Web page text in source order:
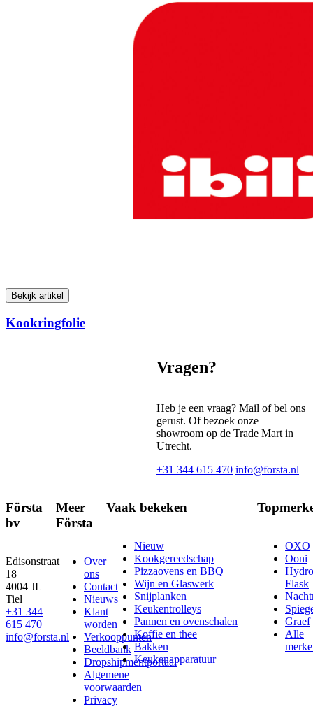
Bekijk artikel
Kookringfolie
Vragen?
Heb je een vraag? Mail of bel ons
gerust. Of bezoek onze
showroom op de Trade Mart in
Utrecht.
+31 344 615 470 info@forsta.nl
Första
bv
Edisonstraat
18
4004 JL
Tiel
+31 344
615 470
info@forsta.nl
Meer
Första
Over
ons
Contact
Nieuws
Klant
worden
Verkooppunten
Beeldbank
Dropshipmentportaal
Algemene
voorwaarden
Privacy
Vaak bekeken
Nieuw
Kookgereedschap
Pizzaovens en BBQ
Wijn en Glaswerk
Snijplanken
Keukentrolleys
Pannen en ovenschalen
Koffie en thee
Bakken
Keukenapparatuur
OXO
Ooni
Hydro
Flask
Graef
Alle